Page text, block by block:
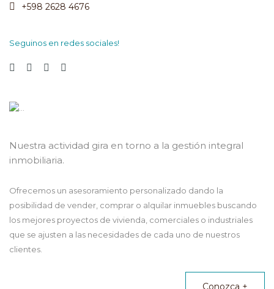
+598 2628 4676
Seguinos en redes sociales!
Nuestra actividad gira en torno a la gestión integral
inmobiliaria.
Ofrecemos un asesoramiento personalizado dando la
posibilidad de vender, comprar o alquilar inmuebles buscando
los mejores proyectos de vivienda, comerciales o industriales
que se ajusten a las necesidades de cada uno de nuestros
clientes.
Conozca +